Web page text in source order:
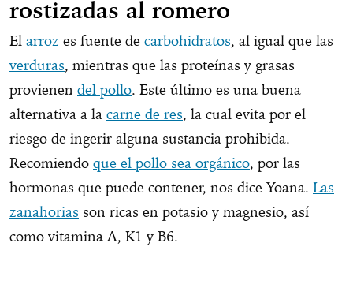
rostizadas al romero
El arroz es fuente de carbohidratos, al igual que las
verduras, mientras que las proteínas y grasas
provienen del pollo. Este último es una buena
alternativa a la carne de res, la cual evita por el
riesgo de ingerir alguna sustancia prohibida.
Recomiendo que el pollo sea orgánico, por las
hormonas que puede contener, nos dice Yoana. Las
zanahorias son ricas en potasio y magnesio, así
como vitamina A, K1 y B6.